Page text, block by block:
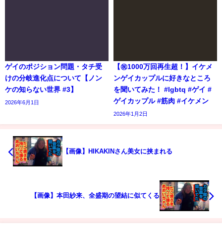
ゲイのポジション問題・タチ受
けの分岐進化点について【ノン
ケの知らない世界 #3】
2026年6月1日
【㊗️1000万回再生超！】イケメ
ンゲイカップルに好きなところ
を聞いてみた！ #lgbtq #ゲイ #
ゲイカップル #筋肉 #イケメン
2026年1月2日
【画像】HIKAKINさん美女に挟まれる
【画像】本田紗来、全盛期の望結に似てくる